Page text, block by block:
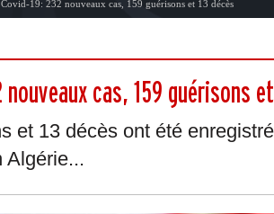
Covid-19: 232 nouveaux cas, 159 guérisons et 13 décès
nouveaux cas, 159 guérisons
et 13 décès ont été
Algérie...